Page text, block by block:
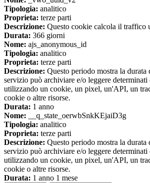
Tipologia: analitico
Proprieta: terze parti
Descrizione: Questo cookie calcola il traffico
Durata: 366 giorni
Nome: ajs_anonymous_id
Tipologia: analitico
Proprieta: terze parti
Descrizione: Questo periodo mostra la
servizio può archiviare e/o leggere
utilizzando un cookie, un pixel, un'API, un
cookie o altre risorse.
Durata: 1 anno
Nome: __q_state_oerwbSnkKEjaiD3g
Tipologia: analitico
Proprieta: terze parti
Descrizione: Questo periodo mostra la
servizio può archiviare e/o leggere
utilizzando un cookie, un pixel, un'API, un
cookie o altre risorse.
Durata: 1 anno 1 mese